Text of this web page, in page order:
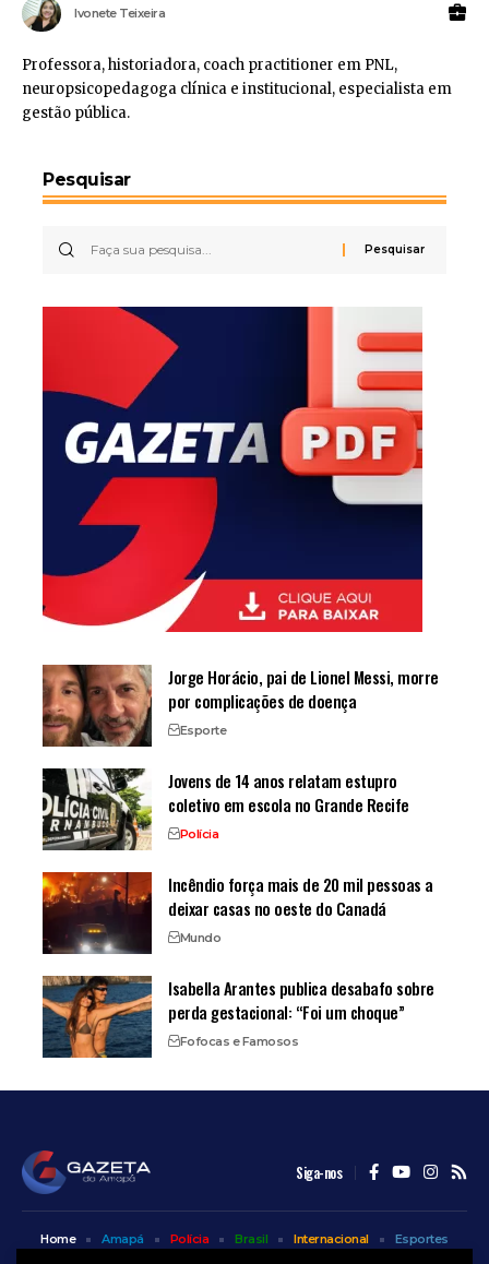
Ivonete Teixeira
Professora, historiadora, coach practitioner em PNL,
neuropsicopedagoga clínica e institucional, especialista em
gestão pública.
Pesquisar
Jorge Horácio, pai de Lionel Messi, morre
por complicações de doença
Esporte
Jovens de 14 anos relatam estupro
coletivo em escola no Grande Recife
Polícia
Incêndio força mais de 20 mil pessoas a
deixar casas no oeste do Canadá
Mundo
Isabella Arantes publica desabafo sobre
perda gestacional: “Foi um choque”
Fofocas e Famosos
Siga-nos
Home Amapá Polícia Brasil Internacional
Esportes